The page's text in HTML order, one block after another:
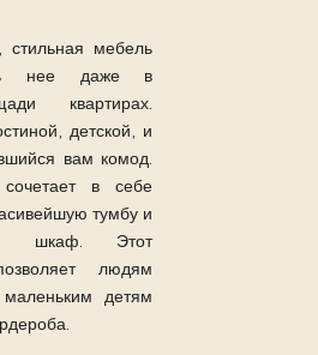
стильная мебель
нее даже в
квартирах.
детской, и
вам комод.
в себе
тумбу и
шкаф. Этот
людям
детям